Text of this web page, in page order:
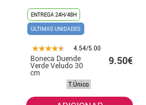
ENTREGA 24H/48H
ÚLTIMAS UNIDADES
4.54/5.00
Boneca Duende
Verde Veludo 30
cm
9.50€
T.Único